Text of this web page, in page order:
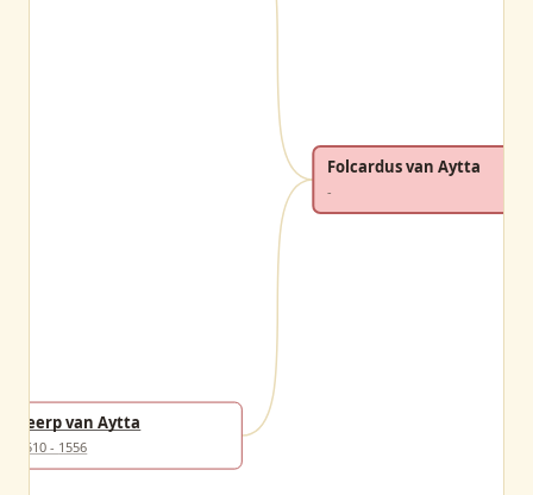
Seerp van Aytta
1510 - 1556
Folcardus van Aytta
-